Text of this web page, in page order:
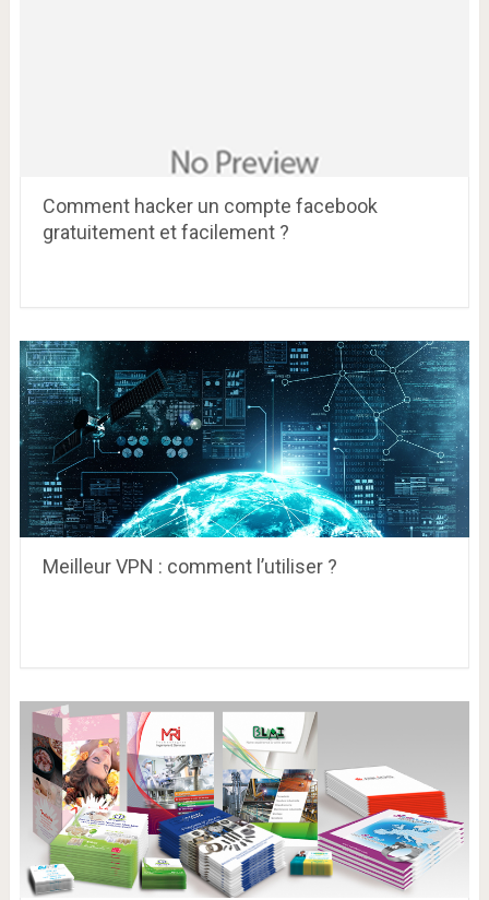
Comment hacker un compte facebook
gratuitement et facilement ?
Meilleur VPN : comment l’utiliser ?